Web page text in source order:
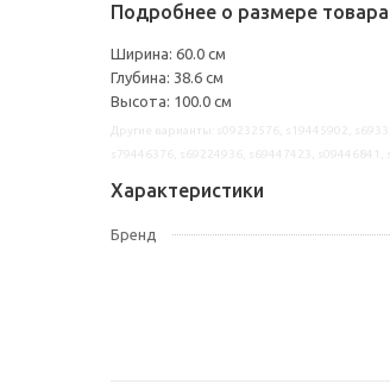
Подробнее о размере товара
Ширина: 60.0 см
Глубина: 38.6 см
Высота: 100.0 см
Характеристики
Бренд